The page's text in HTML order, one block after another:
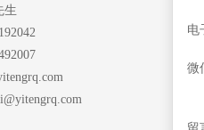
生
电
微